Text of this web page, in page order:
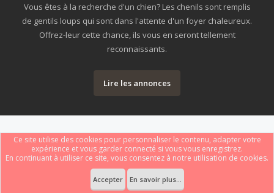
Vous êtes à la recherche d'un chien? Les chenils sont remplis
de gentils loups qui sont dans l'attente d'un foyer chaleureux.
Offrez-leur cette chance, ils vous en seront tellement
reconnaissants.
Lire les annonces
Forum software by XenForo® Le forum est hébergé par
Some XenForo functionality crafted by
Ce site utilise des cookies pour personnaliser le contenu, adapter votre
expérience et vous garder connecté si vous vous enregistrez.
En continuant à utiliser ce site, vous consentez à notre utilisation de cookies.
Accepter En savoir plus...